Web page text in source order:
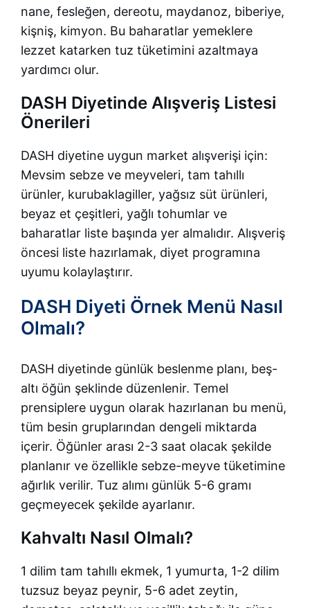
nane, fesleğen, dereotu, maydanoz, biberiye,
kişniş, kimyon. Bu baharatlar yemeklere
lezzet katarken tuz tüketimini azaltmaya
yardımcı olur.
DASH Diyetinde Alışveriş Listesi
Önerileri
DASH diyetine uygun market alışverişi için:
Mevsim sebze ve meyveleri, tam tahıllı
ürünler, kurubaklagiller, yağsız süt ürünleri,
beyaz et çeşitleri, yağlı tohumlar ve
baharatlar liste başında yer almalıdır. Alışveriş
öncesi liste hazırlamak, diyet programına
uyumu kolaylaştırır.
DASH Diyeti Örnek Menü Nasıl
Olmalı?
DASH diyetinde günlük beslenme planı, beş-
altı öğün şeklinde düzenlenir. Temel
prensiplere uygun olarak hazırlanan bu menü,
tüm besin gruplarından dengeli miktarda
içerir. Öğünler arası 2-3 saat olacak şekilde
planlanır ve özellikle sebze-meyve tüketimine
ağırlık verilir. Tuz alımı günlük 5-6 gramı
geçmeyecek şekilde ayarlanır.
Kahvaltı Nasıl Olmalı?
1 dilim tam tahıllı ekmek, 1 yumurta, 1-2 dilim
tuzsuz beyaz peynir, 5-6 adet zeytin,